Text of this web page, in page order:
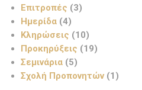
Επιτροπές (3)
Ημερίδα (4)
Κληρώσεις (10)
Προκηρύξεις (19)
Σεμινάρια (5)
Σχολή Προπονητών (1)